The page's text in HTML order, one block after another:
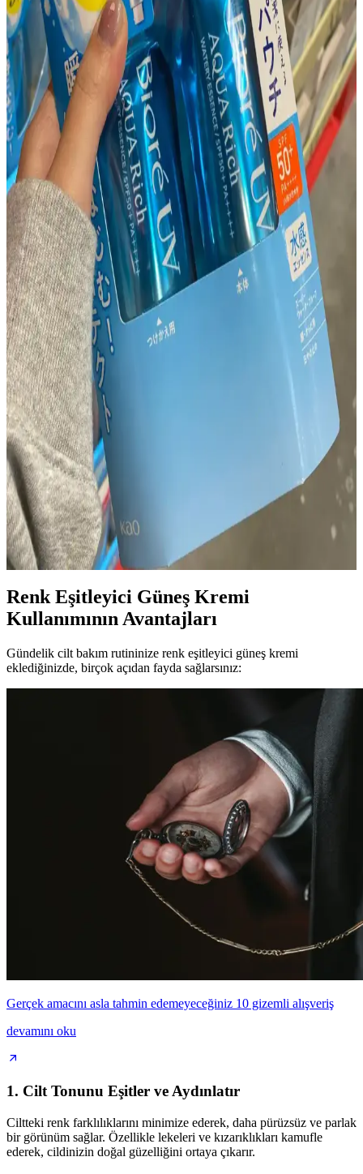
Sulfacetamide ve sülfür içeren yıkama ürünleri, Rhofade krem ve
Malezia nemlendirici gibi ürünlerle seboreik dermatit ve cilt
kızarıklığı yönetiminde antimikrobiyal ve nemlendirici etkiler
sağlanır. Aktif maddelerin dönüşümlü kullanımı tedavi etkinliğini
artırır.
Asya Güzellik Rutini Perspektifinden Kolajen
Üretimini Destekleyen Ürünler ve İçerikler
Asya güzellik rutini kapsamında kolajen üretimini destekleyen
retinol, vitamin C, bakır peptitler ve beslenme önerileri
detaylandırılmıştır. Güneş koruyucu ve cilt yenilenmesini teşvik
eden uygulamalar da ele alınmıştır.
30PlusSkinCare Subreddit'inde Cilt Bakımı
Tartışmaları ve Yaygın Gönderi Türleri İncelemesi
30PlusSkinCare subreddit'inde 30 yaş üstü bireylerin cilt bakımı
deneyimleri, gönderi türleri, cilt tipi önemi ve topluluk içi tartışmalar
detaylı şekilde ele alınıyor. Temel bakım ve yaşlanma yaklaşımları
inceleniyor.
30'lu Yaşlarda Göz Altı ve Nazolabial Çizgilerin
Nedenleri ve Etkili Çözümleri
30 yaş civarında göz altı ve nazolabial çizgilerin oluşumu, ciltteki
yaşlanma belirtileriyle ilişkilidir. Nem kaybı, hacim azalması ve
yaşam tarzı faktörleri çizgileri etkiler. Etkili bakım ve tedavi
yöntemleriyle cilt sağlığı desteklenebilir.
Costco Japonya'da Güneş Koruyucu Ürün
Çeşitliliği, Fiyatlar ve Üyelik Avantajları
Costco Japonya, Japon ve Kore markalarının güneş koruyucularını
dengeli sunuyor. Fiyatlar yerel eczanelerle benzer, ancak paket
avantajları ve üyelik ayrıcalıkları alışverişi cazip kılıyor.
Renk Eşitleyici Güneş Kremi
Kullanımının Avantajları
Gündelik cilt bakım rutininize renk eşitleyici güneş kremi
eklediğinizde, birçok açıdan fayda sağlarsınız:
Gerçek amacını asla tahmin edemeyeceğiniz 10 gizemli alışveriş
devamını oku
1. Cilt Tonunu Eşitler ve Aydınlatır
Ciltteki renk farklılıklarını minimize ederek, daha pürüzsüz ve parlak
bir görünüm sağlar. Özellikle lekeleri ve kızarıklıkları kamufle
ederek, cildinizin doğal güzelliğini ortaya çıkarır.